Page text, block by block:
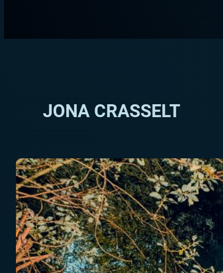
springen
JONA CRASSELT